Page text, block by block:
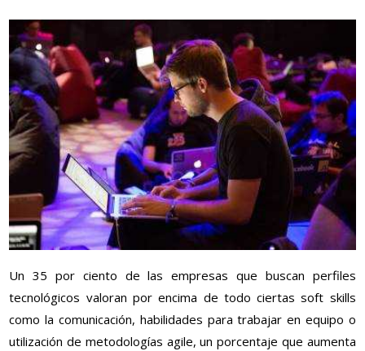
Un 35 por ciento de las empresas que buscan perfiles
tecnológicos valoran por encima de todo ciertas soft skills
como la comunicación, habilidades para trabajar en equipo o
utilización de metodologías agile, un porcentaje que aumenta